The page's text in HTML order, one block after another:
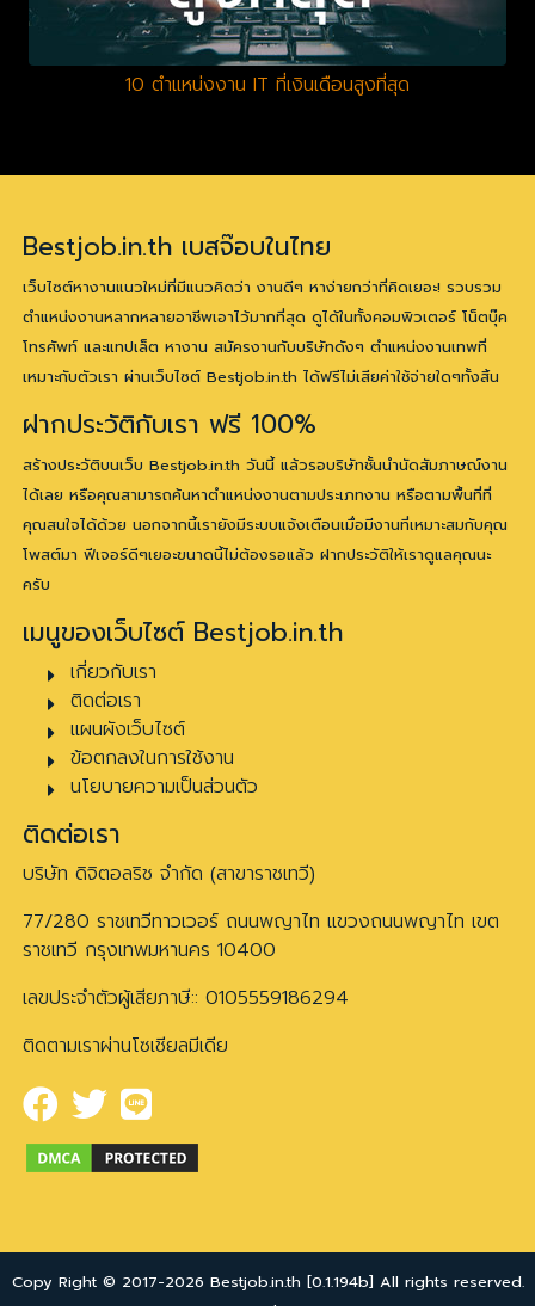
10 ตำแหน่งงาน IT ที่เงินเดือนสูงที่สุด
Bestjob.in.th เบสจ๊อบในไทย
เว็บไซต์หางานแนวใหม่ที่มีแนวคิดว่า งานดีๆ หาง่ายกว่าที่คิดเยอะ! รวบรวม
ตำแหน่งงานหลากหลายอาชีพเอาไว้มากที่สุด ดูได้ในทั้งคอมพิวเตอร์ โน็ตบุ๊ค
โทรศัพท์ และแทปเล็ต หางาน สมัครงานกับบริษัทดังๆ ตำแหน่งงานเทพที่
เหมาะกับตัวเรา ผ่านเว็บไซต์ Bestjob.in.th ได้ฟรีไม่เสียค่าใช้จ่ายใดๆทั้งสิ้น
ฝากประวัติกับเรา ฟรี 100%
สร้างประวัติบนเว็บ Bestjob.in.th วันนี้ แล้วรอบริษัทชั้นนำนัดสัมภาษณ์งาน
ได้เลย หรือคุณสามารถค้นหาตำแหน่งงานตามประเภทงาน หรือตามพื้นที่ที่
คุณสนใจได้ด้วย นอกจากนี้เรายังมีระบบแจ้งเตือนเมื่อมีงานที่เหมาะสมกับคุณ
โพสต์มา ฟีเจอร์ดีๆเยอะขนาดนี้ไม่ต้องรอแล้ว ฝากประวัติให้เราดูแลคุณนะ
ครับ
เมนูของเว็บไซต์ Bestjob.in.th
เกี่ยวกับเรา
ติดต่อเรา
แผนผังเว็บไซต์
ข้อตกลงในการใช้งาน
นโยบายความเป็นส่วนตัว
ติดต่อเรา
บริษัท ดิจิตอลริช จำกัด (สาขาราชเทวี)
77/280 ราชเทวีทาวเวอร์ ถนนพญาไท แขวงถนนพญาไท เขต
ราชเทวี กรุงเทพมหานคร 10400
เลขประจำตัวผู้เสียภาษี:: 0105559186294
ติดตามเราผ่านโซเชียลมีเดีย
Copy Right © 2017-2026 Bestjob.in.th [0.1.194b] All rights reserved.